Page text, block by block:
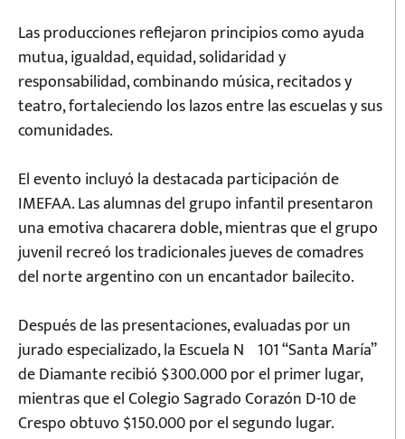
Las producciones reflejaron principios como ayuda
mutua, igualdad, equidad, solidaridad y
responsabilidad, combinando música, recitados y
teatro, fortaleciendo los lazos entre las escuelas y sus
comunidades.
El evento incluyó la destacada participación de
IMEFAA. Las alumnas del grupo infantil presentaron
una emotiva chacarera doble, mientras que el grupo
juvenil recreó los tradicionales jueves de comadres
del norte argentino con un encantador bailecito.
Después de las presentaciones, evaluadas por un
jurado especializado, la Escuela Nº101 “Santa María”
de Diamante recibió $300.000 por el primer lugar,
mientras que el Colegio Sagrado Corazón D-10 de
Crespo obtuvo $150.000 por el segundo lugar.